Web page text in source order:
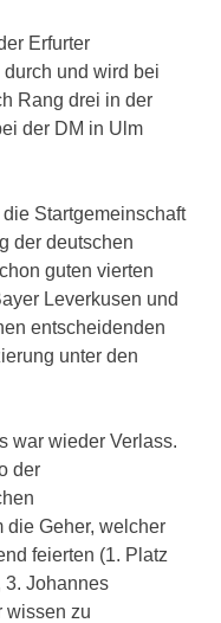
Erfurter
und wird bei
Rang drei in der
der DM in Ulm
Startgemeinschaft
der deutschen
guten vierten
Leverkusen und
entscheidenden
unter den
war wieder Verlass.
der
die Geher, welcher
feierten (1. Platz
3. Johannes
wissen zu